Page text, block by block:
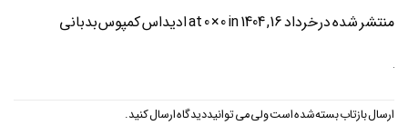
منتشر شده درخرداد 16, 1404 0 × 0in ادیداس کمپوس بدبانی
ارسال بازتاب بسته شده است ولی می توانیددیدگاه ارسال کنید.